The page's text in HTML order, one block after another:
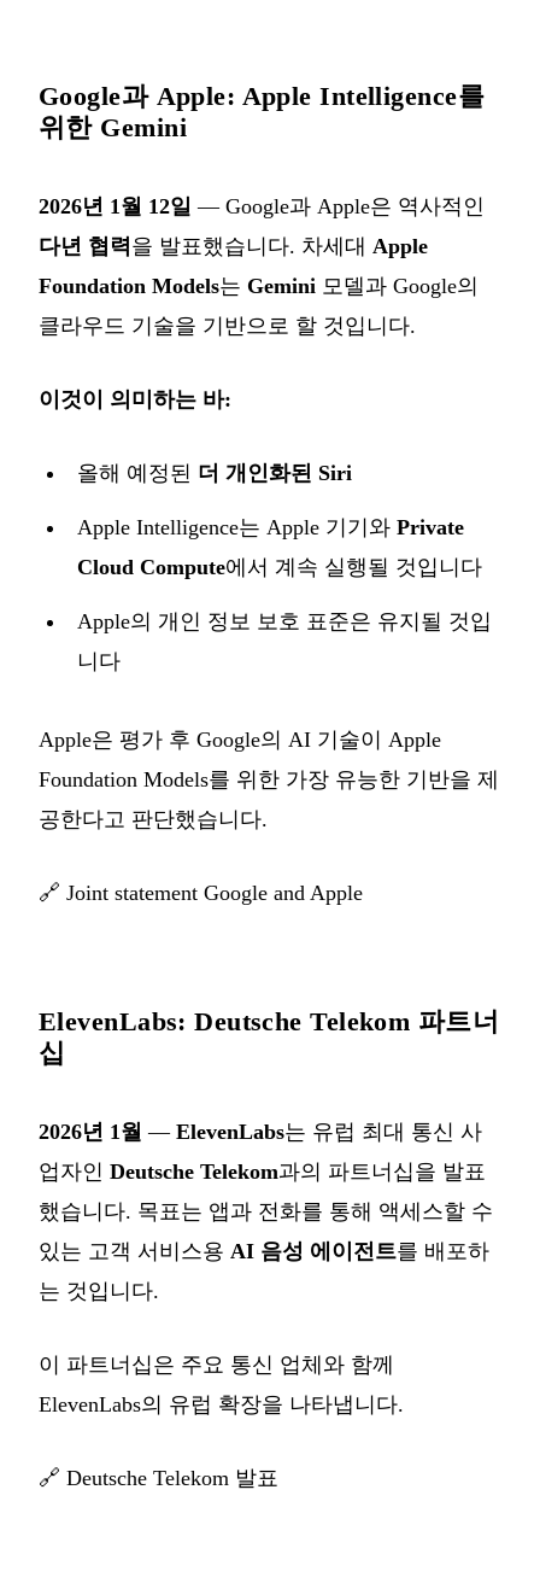
Google과 Apple: Apple Intelligence를
위한 Gemini
2026년 1월 12일 — Google과 Apple은 역사적인
다년 협력을 발표했습니다. 차세대 Apple
Foundation Models는 Gemini 모델과 Google의
클라우드 기술을 기반으로 할 것입니다.
이것이 의미하는 바:
올해 예정된 더 개인화된 Siri
Apple Intelligence는 Apple 기기와 Private
Cloud Compute에서 계속 실행될 것입니다
Apple의 개인 정보 보호 표준은 유지될 것입
니다
Apple은 평가 후 Google의 AI 기술이 Apple
Foundation Models를 위한 가장 유능한 기반을 제
공한다고 판단했습니다.
🔗 Joint statement Google and Apple
ElevenLabs: Deutsche Telekom 파트너
십
2026년 1월 — ElevenLabs는 유럽 최대 통신 사
업자인 Deutsche Telekom과의 파트너십을 발표
했습니다. 목표는 앱과 전화를 통해 액세스할 수
있는 고객 서비스용 AI 음성 에이전트를 배포하
는 것입니다.
이 파트너십은 주요 통신 업체와 함께
ElevenLabs의 유럽 확장을 나타냅니다.
🔗 Deutsche Telekom 발표